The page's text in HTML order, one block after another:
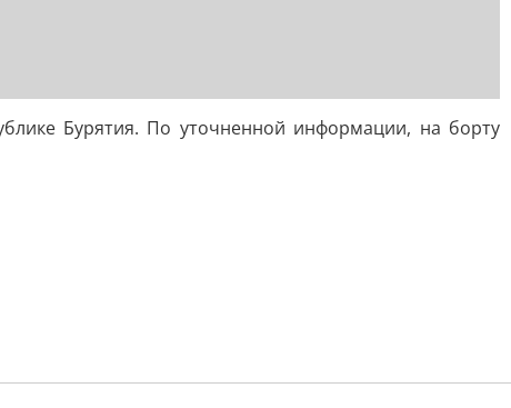
Бурятия. По уточненной информации, на борту